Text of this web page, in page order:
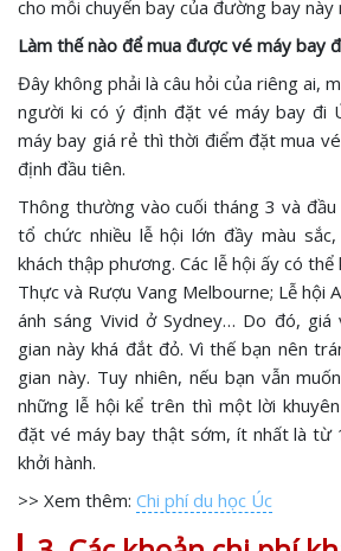
cho mỗi chuyến bay của đường bay
Làm thế nào để mua được vé máy bay
Đây không phải là câu hỏi của riêng ai,
người ki có ý định đặt vé máy bay đi
máy bay giá rẻ thì thời điểm đặt mua
định đầu tiên.
Thông thường vào cuối tháng 3 và
tổ chức nhiều lễ hội lớn đầy màu
khách thập phương. Các lễ hội ấy có
Thực và Rượu Vang Melbourne; Lễ hội
ánh sáng Vivid ở Sydney… Do đó,
gian này khá đắt đỏ. Vì thế bạn nên
gian này. Tuy nhiên, nếu bạn vẫn
những lễ hội kể trên thì một lời
đặt vé máy bay thật sớm, ít nhất là từ
khởi hành.
>> Xem thêm: Chi phí du học Úc